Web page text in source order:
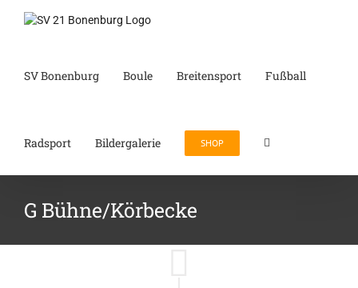
Inhalt
SV Bonenburg Boule Breitensport Fußball
Radsport Bildergalerie SHOP
G Bühne/Körbecke